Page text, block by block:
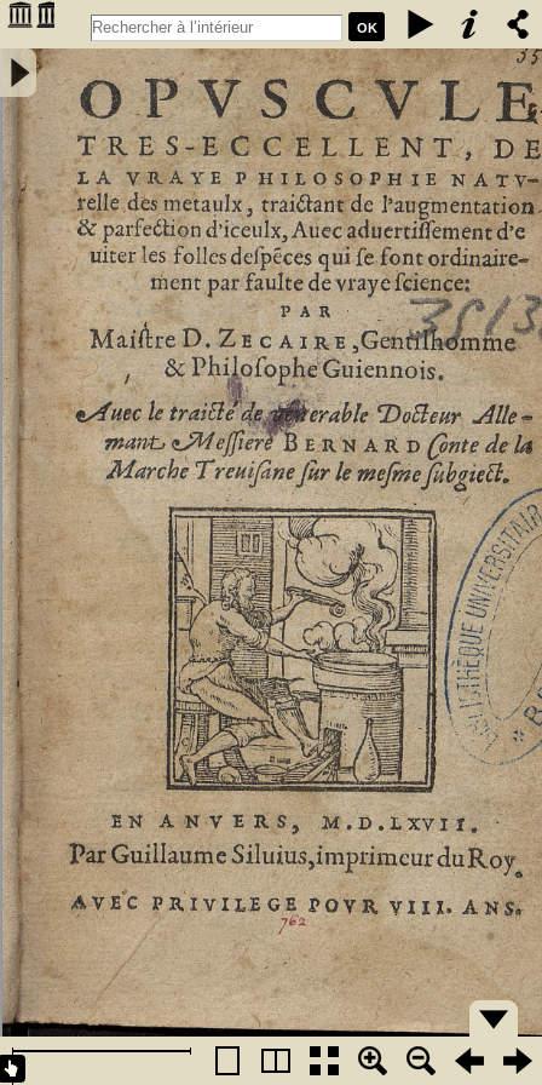
OK
Opuscule tres-eccellent, de la vraye philosophie naturelle des
metaulx, traictant de l'augmentation & parfection d'iceulx, avec
advertissement d'eviter les folles despences qui se font
ordinairement par faulte de vraye science : par Maistre D. Zecaire,
gentilhomme & philosophe guiennois. Avec le traicté de venerable
docteur allemant messiere Bernard Conte de la Marche Trevisane
sur le mesme subgiect - Zacaire, Denis (1510?-156.?)